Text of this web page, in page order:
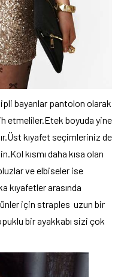
bayanlar pantolon olarak
etmeliler.Etek boyuda yine
kıyafet seçimleriniz de
kısmı daha kısa olan
ve elbiseler ise
kıyafetler arasında
için straples uzun bir
bir ayakkabı sizi çok